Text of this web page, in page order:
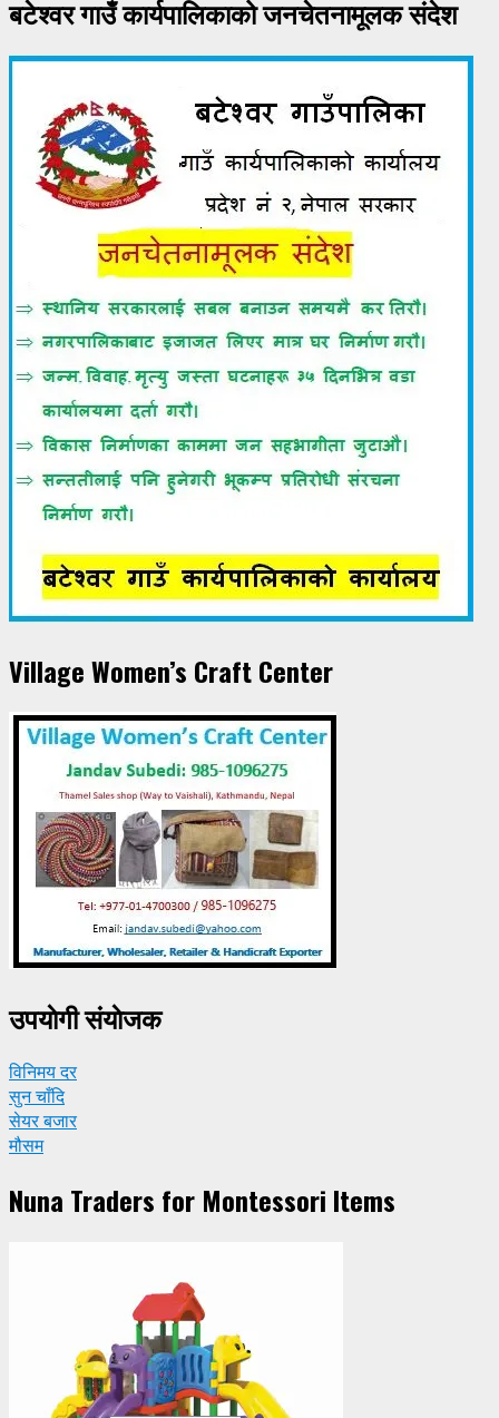
बटेश्वर गाउँ कार्यपालिकाको जनचेतनामूलक संदेश
Village Women’s Craft Center
उपयाेगी संयाेजक
विनिमय दर
सुन चाँदि
सेयर बजार
मौसम
Nuna Traders for Montessori Items